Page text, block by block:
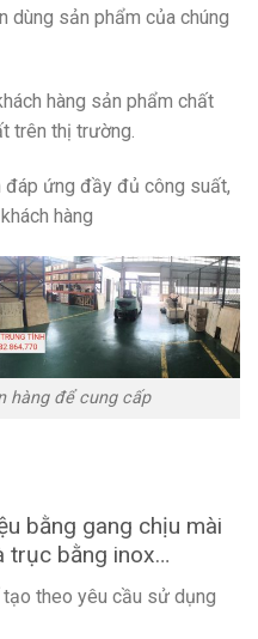
dùng sản phẩm của chúng
hàng sản phẩm chất
trên thị trường.
đáp ứng đầy đủ công suất,
hàng
hàng để cung cấp
bằng gang chịu mài
trục bằng inox…
theo yêu cầu sử dụng